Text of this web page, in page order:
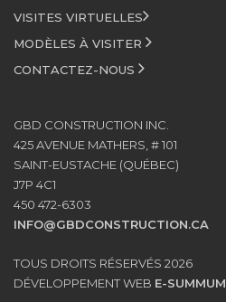
VISITES VIRTUELLES
MODÈLES À VISITER
CONTACTEZ-NOUS
GBD CONSTRUCTION INC.
425 AVENUE MATHERS, # 101
SAINT-EUSTACHE (QUÉBEC)
J7P 4C1
450 472-6303
INFO@GBDCONSTRUCTION.CA
TOUS DROITS RÉSERVÉS 2026
DÉVELOPPEMENT WEB E-SUMMUM